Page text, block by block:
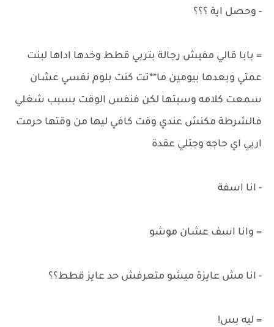
- وحصل اية ؟؟؟
= بابا قالي مفيش رجالة بتربي قطط وخدها اداها لبنت
عمتي وبعدها بيومين ما**تت كنت بلوم نفسي عشان
سمعت كلامه وسبتها لكن فنفس الوقت بسبب شغلي
فالشرطة مكنش عندي وقت كافي ليها من وقتها حرمت
اربي اي حاجه وجتلي عقدة
- انا اسفة
= وانا اسف عشان موشو
- انا مش عايزة ميشو متعرفش حد عايز قطط؟؟
= ليه بس!